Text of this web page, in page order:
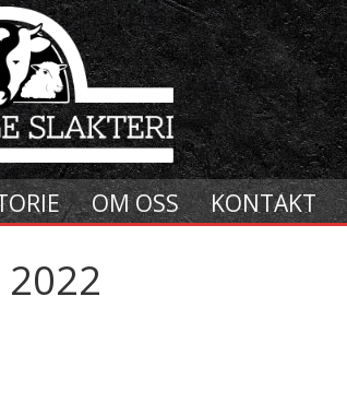
OM OSS KONTAKT